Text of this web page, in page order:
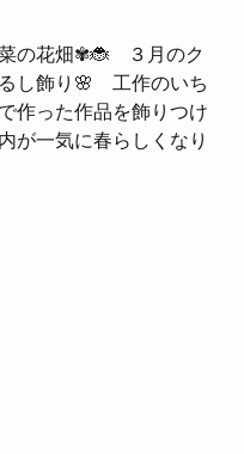
の花畑✾🐞　３月のク
し飾り🌸　工作のいち
作った作品を飾りつけ
が一気に春らしくなり